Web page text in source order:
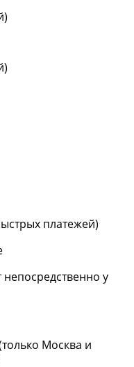
платежей)
у
Москва и